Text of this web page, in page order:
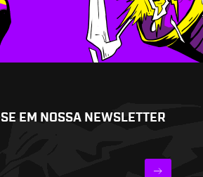
EM NOSSA NEWSLETTER